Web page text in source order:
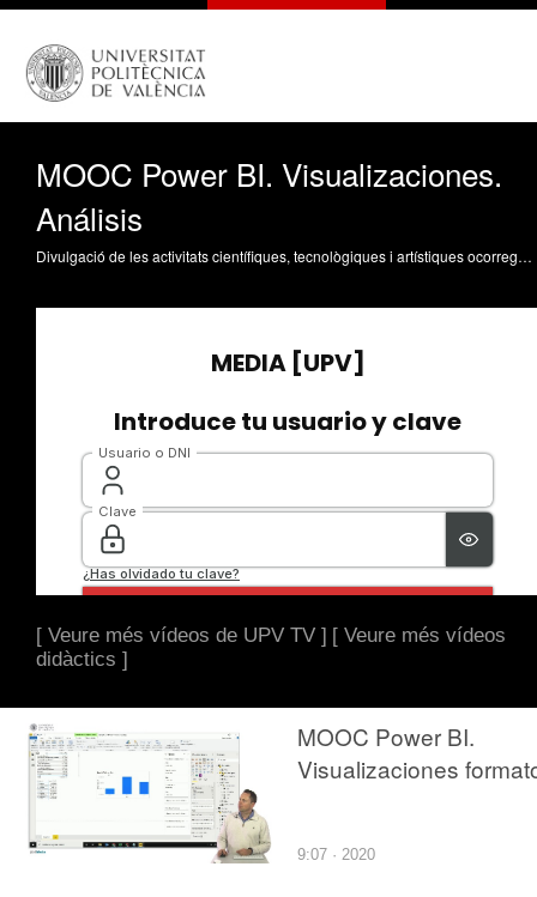
MOOC Power BI. Visualizaciones.
Análisis
Divulgació de les activitats científiques, tecnològiques i artístiques ocorregudes en els tres campus de la UPV
[ Veure més vídeos de UPV TV ] [ Veure més vídeos
didàctics ]
MOOC Power BI.
Visualizaciones
9:07 · 2020